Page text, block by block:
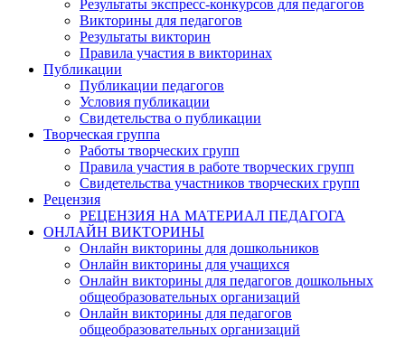
Результаты экспресс-конкурсов для педагогов
Викторины для педагогов
Результаты викторин
Правила участия в викторинах
Публикации
Публикации педагогов
Условия публикации
Свидетельства о публикации
Творческая группа
Работы творческих групп
Правила участия в работе творческих групп
Свидетельства участников творческих групп
Рецензия
РЕЦЕНЗИЯ НА МАТЕРИАЛ ПЕДАГОГА
ОНЛАЙН ВИКТОРИНЫ
Онлайн викторины для дошкольников
Онлайн викторины для учащихся
Онлайн викторины для педагогов дошкольных
общеобразовательных организаций
Онлайн викторины для педагогов
общеобразовательных организаций